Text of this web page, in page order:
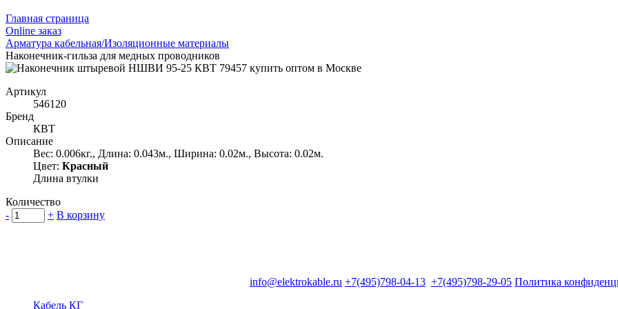
Главная страница
Оnline заказ
Арматура кабельная/Изоляционные материалы
Наконечник-гильза для медных проводников
Артикул
546120
Бренд
КВТ
Описание
Вес: 0.006кг., Длина: 0.043м., Ширина: 0.02м., Высота: 0.02м.
Цвет: Красный
Длина втулки
Количество
-
+ В корзину
info@elektrokable.ru +7(495)798-04-13 +7(495)798-29-05 Политика
Кабель КГ